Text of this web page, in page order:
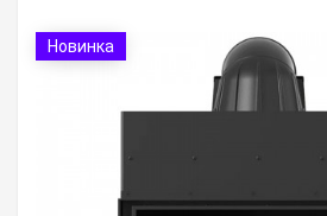
Новинка